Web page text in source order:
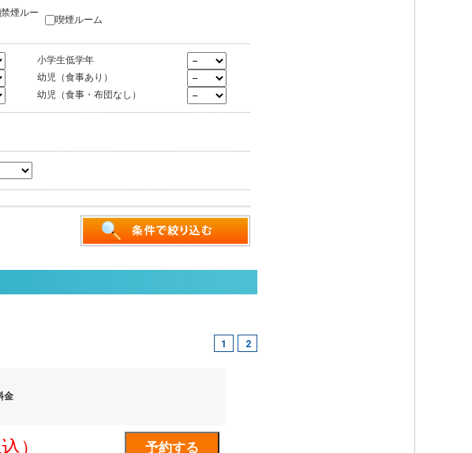
禁煙ルー
喫煙ルーム
小学生低学年
幼児（食事あり）
幼児（食事・布団なし）
1 2
金
）